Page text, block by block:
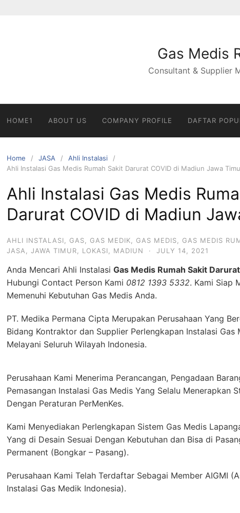
Gas Medis
Consultant & Supplier
HOME1 ABOUT US COMPANY PROFILE DAFTAR
Home JASA
Ahli Instalasi
Ahli Instalasi Gas Medis Rumah Sakit Darurat COVID di Madiun Jawa
Ahli Instalasi Gas Medis
Darurat COVID di Madiun
AHLI INSTALASI GAS GAS MEDIK GAS MEDIS GAS MEDIS
JASA
JAWA TIMUR LOKASI MADIUN · JULY 14, 2021
Anda Mencari Ahli Instalasi Gas Medis Rumah Sakit
Hubungi Contact Person Kami 0812 1393 5332. Kami Siap
Memenuhi Kebutuhan Gas Medis Anda.
PT. Medika Permana Cipta Merupakan Perusahaan Yang
Bidang Kontraktor dan Supplier Perlengkapan Instalasi Gas
Melayani Seluruh Wilayah Indonesia.
Perusahaan Kami Menerima Perancangan, Pengadaan
Pemasangan Instalasi Gas Medis Yang Selalu Menerapkan
Dengan Peraturan PerMenKes.
Kami Menyediakan Perlengkapan Sistem Gas Medis
Yang di Desain Sesuai Dengan Kebutuhan dan Bisa di
Permanent (Bongkar – Pasang).
Perusahaan Kami Telah Terdaftar Sebagai Member AIGMI
Instalasi Gas Medik Indonesia).